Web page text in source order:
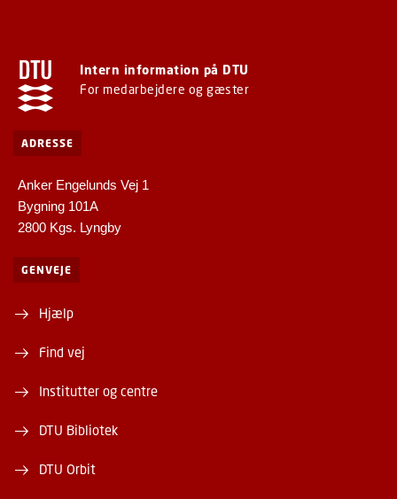
Intern information på DTU
For medarbejdere og gæster
ADRESSE
Anker Engelunds Vej 1
Bygning 101A
2800 Kgs. Lyngby
GENVEJE
Hjælp
Find vej
Institutter og centre
DTU Bibliotek
DTU Orbit